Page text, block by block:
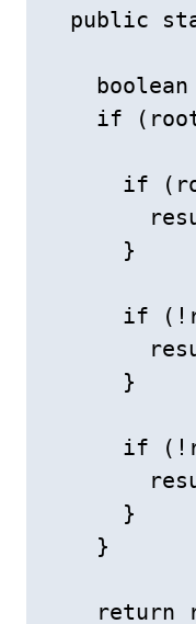
public
boolean
if
if
      }
if
      }
if
      }
    }
return